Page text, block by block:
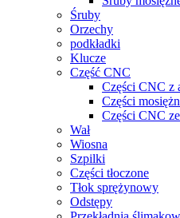
Śruby
Orzechy
podkładki
Klucze
Część CNC
Części CNC z
Części
Części CNC
Wał
Wiosna
Szpilki
Części tłoczone
Tłok sprężynowy
Odstępy